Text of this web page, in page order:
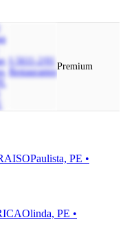
I-5611-2/01
Restaurantes
Premium
Paulista, PE •
Olinda, PE •